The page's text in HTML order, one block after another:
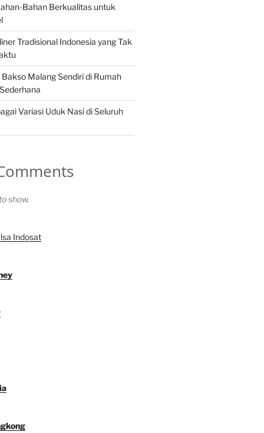
Bahan Berkualitas untuk
Tradisional Indonesia yang Tak
Malang Sendiri di Rumah
Variasi Uduk Nasi di Seluruh
show.
Indosat